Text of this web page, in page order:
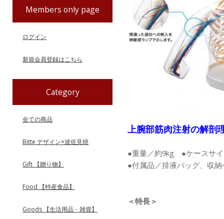
上腕部筋肉注射の解剖
●重量／約9kg ●ケースサ
●付属品／排液バッグ、収
＜特長＞
Members only page
ログイン
新規会員登録はこちら
Category
全ての商品
Bitte デザイン×波佐見焼
Gift 【贈り物】
Food 【特産食品】
Goods 【生活用品・雑貨】